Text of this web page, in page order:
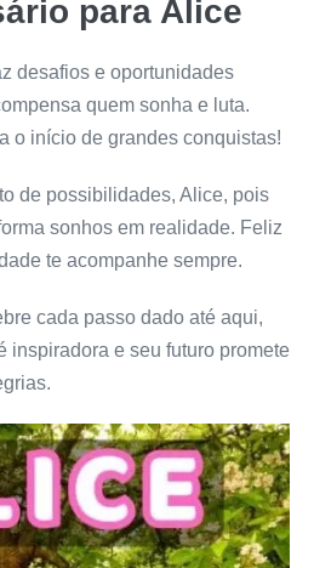
para Alice
desafios e oportunidades
quem sonha e luta.
o início de grandes conquistas!
de possibilidades, Alice, pois
sonhos em realidade. Feliz
te acompanhe sempre.
cada passo dado até aqui,
inspiradora e seu futuro promete